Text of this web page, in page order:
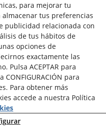
para mejorar tu
tus preferencias
publicidad relacionada con
de tus hábitos de
opciones de
exactamente las
Pulsa ACEPTAR para
para
Para obtener más
accede a nuestra Política